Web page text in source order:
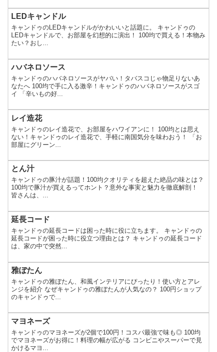
LEDキャンドル
キャンドゥのLEDキャンドルがかわいいと話題に。 キャンドゥの
LEDキャンドルで、お部屋を幻想的に演出！ 100均で買える！本物み
たい？おし...
ハバネロソース
キャンドゥのハバネロソースがヤバい！タバスコじゃ物足りないあ
なたへ 100均で手に入る激辛！キャンドゥのハバネロソースがスゴ
イ 「辛いもの好...
レイ造花
キャンドゥのレイ造花で、お部屋をハワイアンに！ 100均とは思え
ない！キャンドゥのレイ造花で、手軽に南国気分を味わおう！ 「お
部屋にグリーン...
とん汁
キャンドゥの豚汁が話題！100均クオリティを超えた絶品の味とは？
100均で豚汁が買えるってホント？意外な事実と魅力を徹底解剖！
皆さんは、...
延長コード
キャンドゥの延長コードは困った時に役に立ちます。 キャンドゥの
延長コードが困った時に役立つ理由とは？ キャンドゥの延長コード
は、家の中で突然...
雅ぼたん
キャンドゥの雅ぼたん、和風インテリアにぴったり！使い方とアレ
ンジを紹介 なぜキャンドゥの雅ぼたんが人気なの？ 100円ショップ
のキャンドゥで...
マヨネーズ
キャンドゥのマヨネーズが2個で100円！コスパ最強で味も◎ 100均
でマヨネーズがお得に！料理の幅が広がる コンビニやスーパーで見
かけるマヨ...